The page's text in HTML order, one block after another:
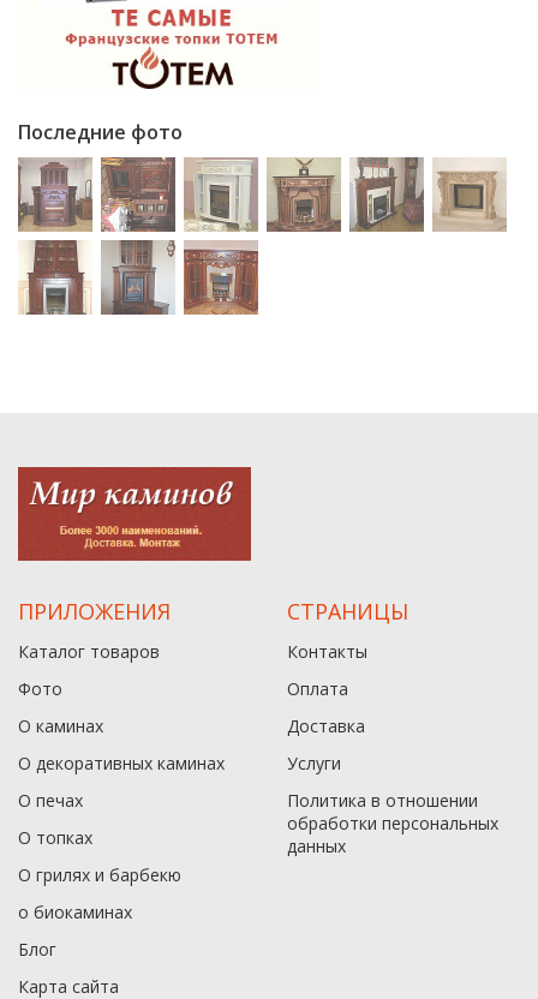
Последние фото
ПРИЛОЖЕНИЯ
Каталог товаров
Фото
О каминах
О декоративных каминах
О печах
О топках
О грилях и барбекю
о биокаминах
Блог
Карта сайта
СТРАНИЦЫ
Контакты
Оплата
Доставка
Услуги
Политика в отношении
обработки персональных
данныx